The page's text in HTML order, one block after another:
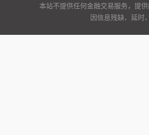
本站不提供任何金融交易服务，提
因信息残缺、延时